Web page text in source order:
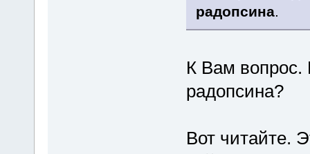
радопсина.
К Вам вопрос.
радопсина?
Вот читайте.